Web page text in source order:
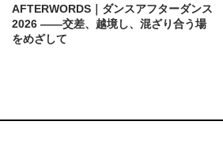
AFTERWORDS｜ダンスアフターダンス
2026 ——交差、越境し、混ざり合う場
をめざして